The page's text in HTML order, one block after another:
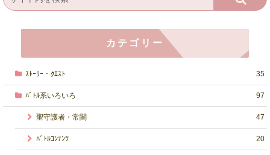
カテゴリー
ｽﾄｰﾘｰ・ｸｴｽﾄ 35
ﾊﾞﾄﾙ系いろいろ 97
聖守護者・常闇 47
ﾊﾞﾄﾙｺﾝﾃﾝﾂ 20